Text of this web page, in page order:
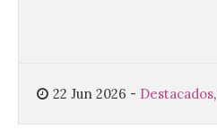
22 Jun 2026 - Destacados,
especializado y